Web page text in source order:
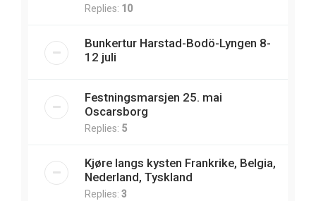
Replies: 10
Bunkertur Harstad-Bodö-Lyngen 8-
12 juli
Festningsmarsjen 25. mai
Oscarsborg
Replies: 5
Kjøre langs kysten Frankrike, Belgia,
Nederland, Tyskland
Replies: 3